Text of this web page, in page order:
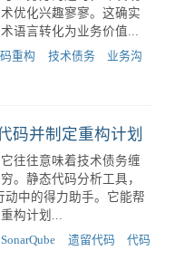
：开发团队深知重构旧
业务方沟通时，却发现
优化兴趣寥寥。这确实
语言转化为业务价值...
重构 技术债务